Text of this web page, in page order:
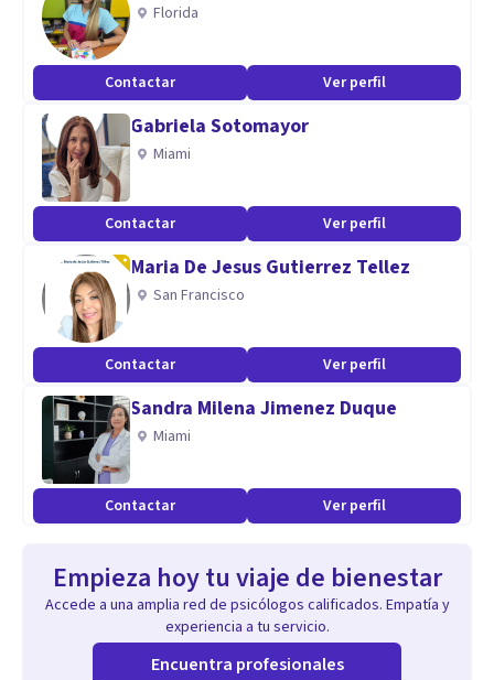
Florida
Contactar Ver perfil
Gabriela Sotomayor
Miami
Contactar Ver perfil
Maria De Jesus Gutierrez Tellez
San Francisco
Contactar Ver perfil
Sandra Milena Jimenez Duque
Miami
Contactar Ver perfil
Empieza hoy tu viaje de bienestar
Accede a una amplia red de psicólogos calificados. Empatía y
experiencia a tu servicio.
Encuentra profesionales